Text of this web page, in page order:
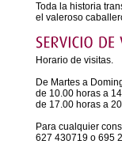
Toda la historia
el valeroso
Horario de visitas.
De Martes a
de 10.00 horas a
de 17.00 horas a
Para cualquier
627 430719 o 695